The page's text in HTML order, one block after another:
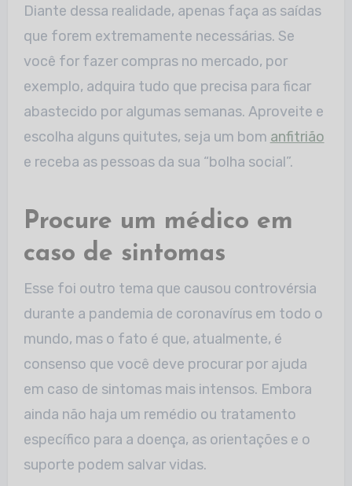
Diante dessa realidade, apenas faça as saídas
que forem extremamente necessárias. Se
você for fazer compras no mercado, por
exemplo, adquira tudo que precisa para ficar
abastecido por algumas semanas. Aproveite e
escolha alguns quitutes, seja um bom anfitrião
e receba as pessoas da sua “bolha social”.
Procure um médico em
caso de sintomas
Esse foi outro tema que causou controvérsia
durante a pandemia de coronavírus em todo o
mundo, mas o fato é que, atualmente, é
consenso que você deve procurar por ajuda
em caso de sintomas mais intensos. Embora
ainda não haja um remédio ou tratamento
específico para a doença, as orientações e o
suporte podem salvar vidas.